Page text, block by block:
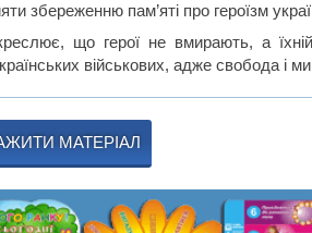
збереженню пам’яті про героїзм
що герої не вмирають, а
військових, адже свобода і
МАТЕРІАЛ